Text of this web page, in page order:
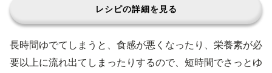
レシピの詳細を見る
長時間ゆでてしまうと、食感が悪くなったり、栄養素が必
要以上に流れ出てしまったりするので、短時間でさっとゆ